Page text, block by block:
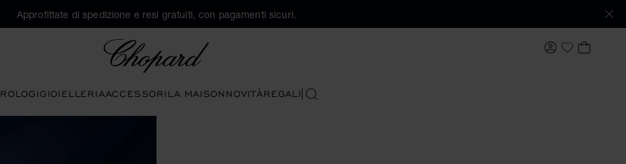
Approfittate di spedizione e resi gratuiti, con pagamenti sicuri.
IL MIOMy Wishlist
IL MIO
GIOIELLERIAACCESSORILA MAISONNOVITÀREGALICERCARE